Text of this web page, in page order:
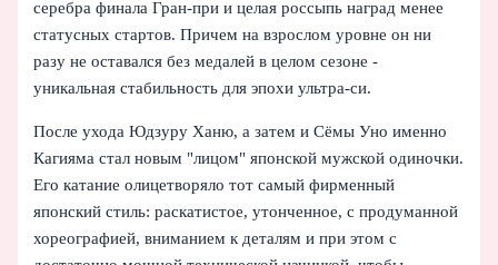
серебра финала Гран-при и целая россыпь наград менее
статусных стартов. Причем на взрослом уровне он ни
разу не оставался без медалей в целом сезоне -
уникальная стабильность для эпохи ультра-си.
После ухода Юдзуру Ханю, а затем и Сёмы Уно именно
Кагияма стал новым "лицом" японской мужской одиночки.
Его катание олицетворяло тот самый фирменный
японский стиль: раскатистое, утонченное, с продуманной
хореографией, вниманием к деталям и при этом с